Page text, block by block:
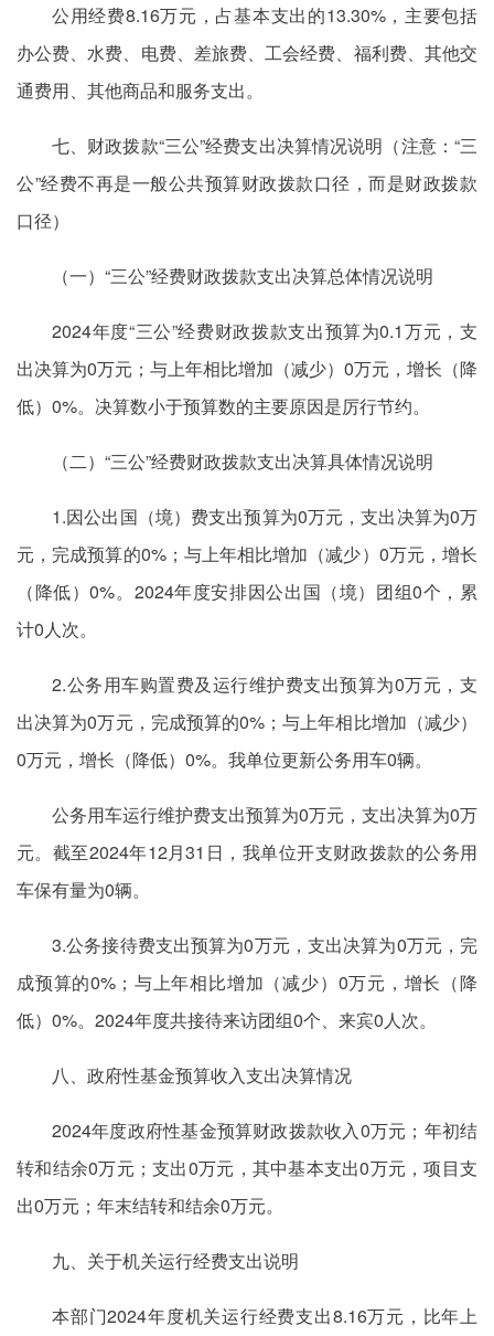
公用经费8.16万元，占基本支出的13.30%，主要包括
办公费、水费、电费、差旅费、工会经费、福利费、其他交
通费用、其他商品和服务支出。
七、财政拨款“三公”经费支出决算情况说明（注意：“三
公”经费不再是一般公共预算财政拨款口径，而是财政拨款
口径）
（一）“三公”经费财政拨款支出决算总体情况说明
2024年度“三公”经费财政拨款支出预算为0.1万元，支
出决算为0万元；与上年相比增加（减少）0万元，增长（降
低）0%。决算数小于预算数的主要原因是厉行节约。
（二）“三公”经费财政拨款支出决算具体情况说明
1.因公出国（境）费支出预算为0万元，支出决算为0万
元，完成预算的0%；与上年相比增加（减少）0万元，增长
（降低）0%。2024年度安排因公出国（境）团组0个，累
计0人次。
2.公务用车购置费及运行维护费支出预算为0万元，支
出决算为0万元，完成预算的0%；与上年相比增加（减少）
0万元，增长（降低）0%。我单位更新公务用车0辆。
公务用车运行维护费支出预算为0万元，支出决算为0万
元。截至2024年12月31日，我单位开支财政拨款的公务用
车保有量为0辆。
3.公务接待费支出预算为0万元，支出决算为0万元，完
成预算的0%；与上年相比增加（减少）0万元，增长（降
低）0%。2024年度共接待来访团组0个、来宾0人次。
八、政府性基金预算收入支出决算情况
2024年度政府性基金预算财政拨款收入0万元；年初结
转和结余0万元；支出0万元，其中基本支出0万元，项目支
出0万元；年末结转和结余0万元。
九、关于机关运行经费支出说明
本部门2024年度机关运行经费支出8.16万元，比年上